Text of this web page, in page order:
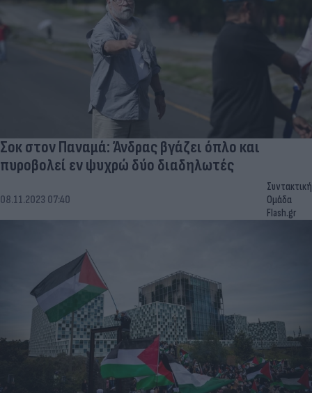
Σοκ στον Παναμά: Άνδρας βγάζει όπλο και
πυροβολεί εν ψυχρώ δύο διαδηλωτές
08.11.2023 07:40
Συντακτική
Ομάδα
Flash.gr